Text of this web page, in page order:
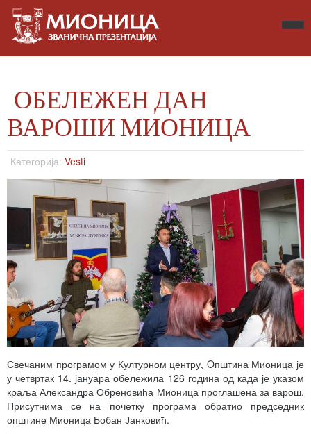
ОБЕЛЕЖЕН ДАН
ВАРОШИ МИОНИЦА
Категорија: Vesti
Свечаним програмом у Културном центру, Oпштина Мионица је
у четвртак 14. јануара обележила 126 година од када је указом
краља Александра Обреновића Мионица проглашена за варош.
Присутнима се на почетку програма обратио председник
општине Мионица Бобан Јанковић.